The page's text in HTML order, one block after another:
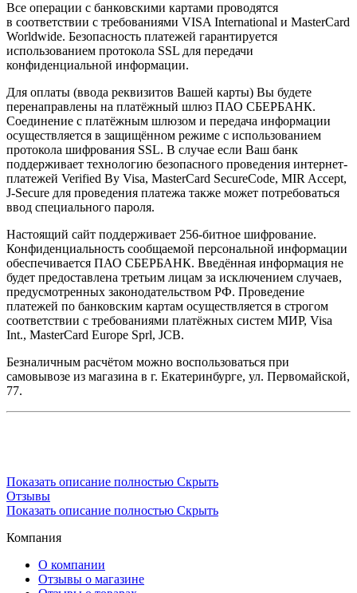
Все операции с банковскими картами проводятся
в соответствии с требованиями VISA International и MasterCard
Worldwide. Безопасность платежей гарантируется
использованием протокола SSL для передачи
конфиденциальной информации.
Для оплаты (ввода реквизитов Вашей карты) Вы будете
перенаправлены на платёжный шлюз ПАО СБЕРБАНК.
Соединение с платёжным шлюзом и передача информации
осуществляется в защищённом режиме с использованием
протокола шифрования SSL. В случае если Ваш банк
поддерживает технологию безопасного проведения интернет-
платежей Verified By Visa, MasterCard SecureCode, MIR Accept,
J-Secure для проведения платежа также может потребоваться
ввод специального пароля.
Настоящий сайт поддерживает 256-битное шифрование.
Конфиденциальность сообщаемой персональной информации
обеспечивается ПАО СБЕРБАНК. Введённая информация не
будет предоставлена третьим лицам за исключением случаев,
предусмотренных законодательством РФ. Проведение
платежей по банковским картам осуществляется в строгом
соответствии с требованиями платёжных систем МИР, Visa
Int., MasterCard Europe Sprl, JCB.
Безналичным расчётом можно воспользоваться при
самовывозе из магазина в г. Екатеринбурге, ул. Первомайской,
77.
Показать описание полностью Скрыть
Отзывы
Показать описание полностью Скрыть
Компания
О компании
Отзывы о магазине